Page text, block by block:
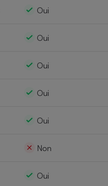
Oui
Oui
Oui
Oui
Oui
Non
Oui